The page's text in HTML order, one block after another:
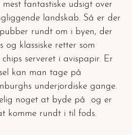
fantastiske udsigt over
landskab. Så er der
rundt om i byen, der
og klassiske retter som
serveret i avispapir. Er
kan man tage på
underjordiske gange.
noget at byde på og er
komme rundt i til fods.